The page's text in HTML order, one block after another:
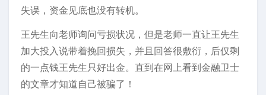
失误，资金见底也没有转机。
王先生向老师询问亏损状况，但是老师一直让王先生
加大投入说带着挽回损失，并且回答很敷衍，后仅剩
的一点钱王先生只好出金。直到在网上看到金融卫士
的文章才知道自己被骗了！